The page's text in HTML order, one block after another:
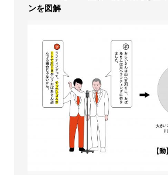
ンを図解